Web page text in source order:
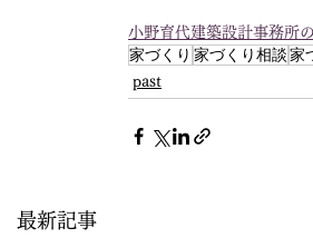
小野育代建築設計事務所
家づくり 家づくり相談家
past
最新記事